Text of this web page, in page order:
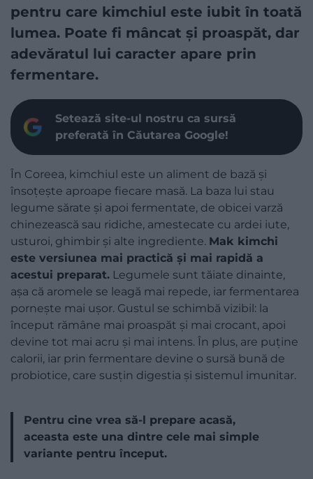
pentru care kimchiul este iubit în toată
lumea. Poate fi mâncat și proaspăt, dar
adevăratul lui caracter apare prin
fermentare.
Setează site-ul nostru ca sursă
preferată în Căutarea Google!
În Coreea, kimchiul este un aliment de bază și
însoțește aproape fiecare masă. La baza lui stau
legume sărate și apoi fermentate, de obicei varză
chinezească sau ridiche, amestecate cu ardei iute,
usturoi, ghimbir și alte ingrediente. Mak kimchi
este versiunea mai practică și mai rapidă a
acestui preparat. Legumele sunt tăiate dinainte,
așa că aromele se leagă mai repede, iar fermentarea
pornește mai ușor. Gustul se schimbă vizibil: la
început rămâne mai proaspăt și mai crocant, apoi
devine tot mai acru și mai intens. În plus, are puține
calorii, iar prin fermentare devine o sursă bună de
probiotice, care susțin digestia și sistemul imunitar.
Pentru cine vrea să-l prepare acasă,
aceasta este una dintre cele mai simple
variante pentru început.